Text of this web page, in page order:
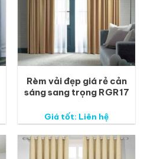
Rèm vải đẹp giá rẻ cản
sáng sang trọng RGR17
Giá tốt: Liên hệ